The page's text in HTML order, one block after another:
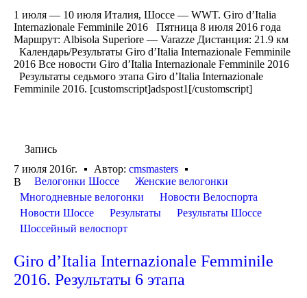
1 июля — 10 июля Италия, Шоссе — WWT. Giro d’Italia
Internazionale Femminile 2016 Пятница 8 июля 2016 года
Маршрут: Albisola Superiore — Varazze Дистанция: 21.9 км
Календарь/Результаты Giro d’Italia Internazionale Femminile
2016 Все новости Giro d’Italia Internazionale Femminile 2016
Результаты седьмого этапа Giro d’Italia Internazionale
Femminile 2016. [customscript]adspost1[/customscript]
Запись
7 июля 2016г.
Автор: cmsmasters
В
Велогонки Шоссе
Женские велогонки
Многодневные велогонки
Новости Велоспорта
Новости Шоссе
Результаты
Результаты Шоссе
Шоссейный велоспорт
Giro d’Italia Internazionale Femminile
2016. Результаты 6 этапа